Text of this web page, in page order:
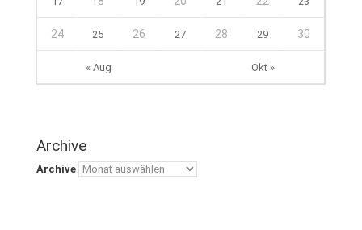
« Aug Okt »
24 25 26 27 28 29 30
Archive
Archive